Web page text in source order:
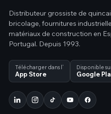
Distributeur grossiste de
bricolage, fournitures
matériaux de construction en
Portugal. Depuis 1993.
Télécharger dans l’
App Store
Disponible
Google